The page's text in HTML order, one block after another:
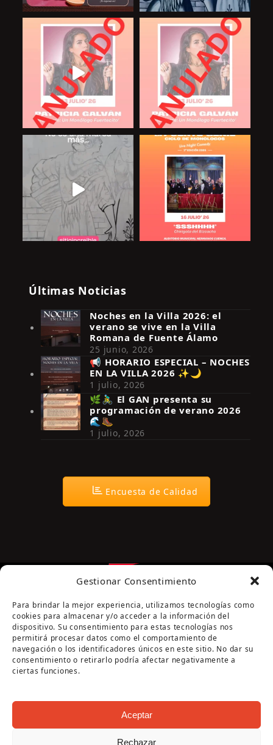
Gestionar Consentimiento
Para brindar la mejor experiencia, utilizamos tecnologías como
cookies para almacenar y/o acceder a la información del
dispositivo. Su consentimiento para estas tecnologías nos
permitirá procesar datos como el comportamiento de
navegación o los identificadores únicos en este sitio. No dar su
consentimiento o retirarlo podría afectar negativamente a
ciertas funciones.
Aceptar
Rechazar
Síguenos en Instagram
Últimas Noticias
Noches en la Villa 2026: el
verano se vive en la Villa
Romana de Fuente Álamo
25 junio, 2026
📢 HORARIO ESPECIAL – NOCHES
EN LA VILLA 2026 ✨🌙
1 julio, 2026
🌿🚴‍♂️ El GAN presenta su
programación de verano 2026
🌊🥾
1 julio, 2026
Encuesta de Calidad
Página cofinanciada por la Diputación de Córdoba